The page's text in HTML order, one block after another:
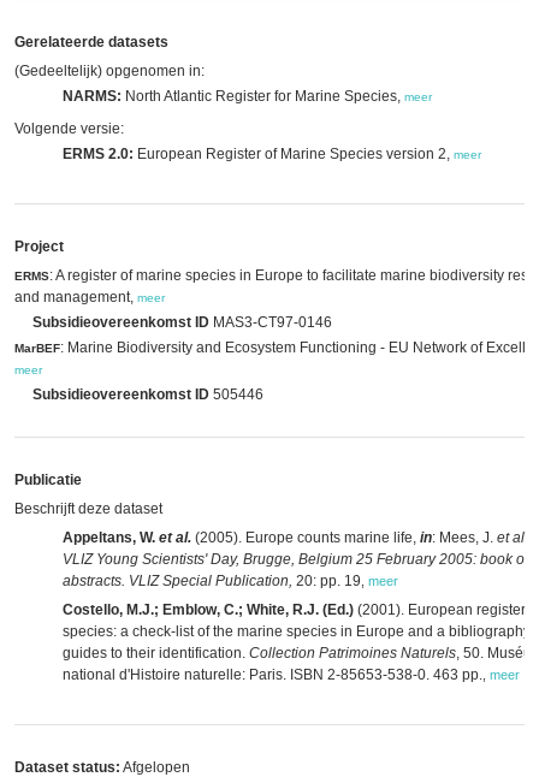
Gerelateerde datasets
(Gedeeltelijk) opgenomen in:
NARMS: North Atlantic Register for Marine Species, meer
Volgende versie:
ERMS 2.0: European Register of Marine Species version 2, meer
Project
ERMS: A register of marine species in Europe to facilitate marine biodiversity
and management, meer
Subsidieovereenkomst ID MAS3-CT97-0146
MarBEF: Marine Biodiversity and Ecosystem Functioning - EU Network of
meer
Subsidieovereenkomst ID 505446
Publicatie
Beschrijft deze dataset
Appeltans, W. et al. (2005). Europe counts marine life, in: Mees, J. et al.
VLIZ Young Scientists' Day, Brugge, Belgium 25 February 2005: book of
abstracts. VLIZ Special Publication, 20: pp. 19 meer
Costello, M.J.; Emblow, C.; White, R.J. (Ed.) (2001). European register
species: a check-list of the marine species in Europe and a bibliography
guides to their identification. Collection Patrimoines Naturels, 50.
national d'Histoire naturelle: Paris. ISBN 2-85653-538-0. 463 pp. meer
Dataset status: Afgelopen